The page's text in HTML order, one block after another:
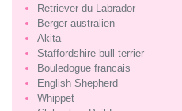
Retriever du Labrador
Berger australien
Akita
Staffordshire bull terrier
Bouledogue francais
English Shepherd
Whippet